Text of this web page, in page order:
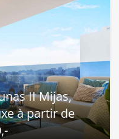
II Mijas,
à partir de